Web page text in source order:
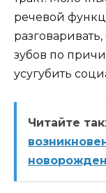
речевой
зубов по
усугубить
Читайте